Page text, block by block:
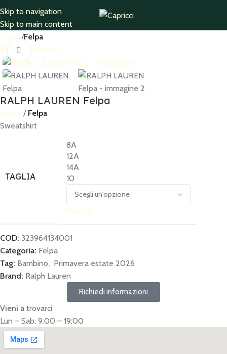
Skip to navigation
Skip to main content
Home Felpa
Back to products
Click to enlarge
RALPH LAUREN Felpa
Home
Felpa
Sweatshirt
TAGLIA
8A
12A
14A
10
Svuota
COD: 323964134001
Categoria: Felpa
Tag: Bambino , Primavera estate 2026
Brand: Ralph Lauren
Richiedi informazioni
Vieni a trovarci
Lun – Sab: 9:00 – 19:00